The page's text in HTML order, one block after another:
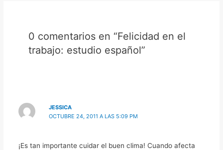
0 comentarios en “Felicidad en el
trabajo: estudio español”
JESSICA
OCTUBRE 24, 2011 A LAS 5:09 PM
¡Es tan importante cuidar el buen clima! Cuando afecta